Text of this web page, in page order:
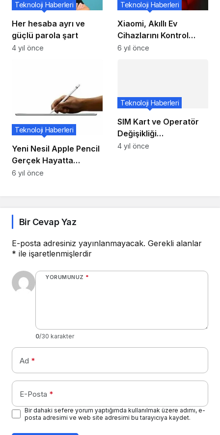
Her hesaba ayrı ve
güçlü parola şart
Teknoloji Haberleri
4 yıl önce
Xiaomi, Akıllı Ev
Cihazlarını Kontrol
Etmek İçin Ultra Geniş
Teknoloji Haberleri
6 yıl önce
Yeni Nesil Apple Pencil
Gerçek Hayatta
Renkleri Algılayabiliyor,
Teknoloji Haberleri
6 yıl önce
SIM Kart ve Operatör
Değişikliği
Dolandırıcılığının
Teknoloji Haberleri
4 yıl önce
Bir Cevap Yaz
E-posta adresiniz yayınlanmayacak. Gerekli alanlar
* ile işaretlenmişlerdir
YORUMUNUZ *
0/30 karakter
Ad *
E-Posta *
Bir dahaki sefere yorum yaptığımda kullanılmak üzere adımı, e-
posta adresimi ve web site adresimi bu tarayıcıya kaydet.